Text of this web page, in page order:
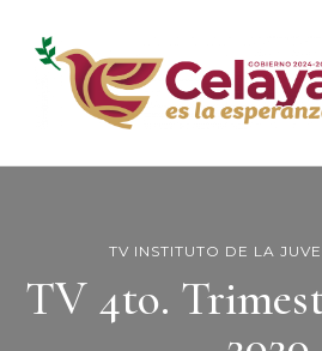
Municipio de
Portal Oficial del Municipio de
TV INSTITUTO DE LA
TV 4to.